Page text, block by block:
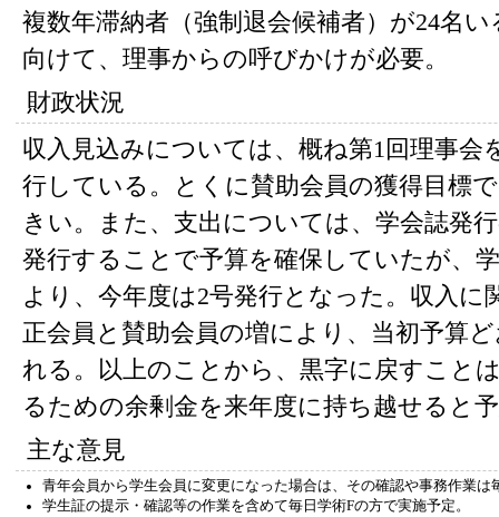
複数年滞納者（強制退会候補者）が24名
向けて、理事からの呼びかけが必要。
財政状況
収入見込みについては、概ね第1回理事会
行している。とくに賛助会員の獲得目標
きい。また、支出については、学会誌発
発行することで予算を確保していたが、
より、今年度は2号発行となった。収入
正会員と賛助会員の増により、当初予算
れる。以上のことから、黒字に戻すこと
るための余剰金を来年度に持ち越せると
主な意見
青年会員から学生会員に変更になった場合は、その確認や事務作業は
学生証の提示・確認等の作業を含めて毎日学術Fの方で実施予定。